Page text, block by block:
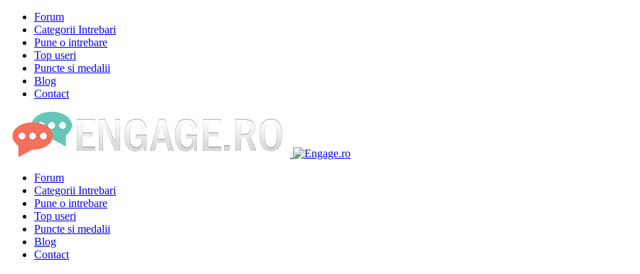
Forum
Categorii Intrebari
Pune o intrebare
Top useri
Puncte si medalii
Blog
Contact
Forum
Categorii Intrebari
Pune o intrebare
Top useri
Puncte si medalii
Blog
Contact